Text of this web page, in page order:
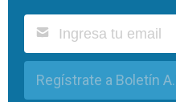
Regístrate a Boletín